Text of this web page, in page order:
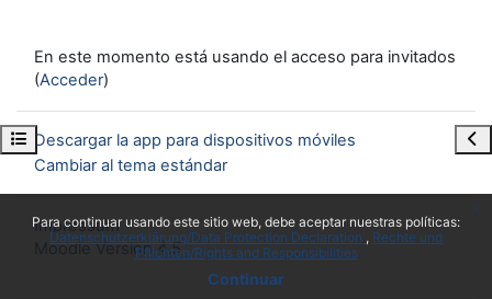
Para continuar usando este sitio web, debe aceptar nuestras políticas:
Datenschutzerklärung/Data Protection Declaration
Rechte und
Pflichten/Rights and Responsibilities
Continuar
Abrir índice del curso
En este momento está usando el acceso para invitados
(Acceder)
Descargar la app para dispositivos móviles
Cambiar al tema estándar
Impressum
Moodle Version 4.5